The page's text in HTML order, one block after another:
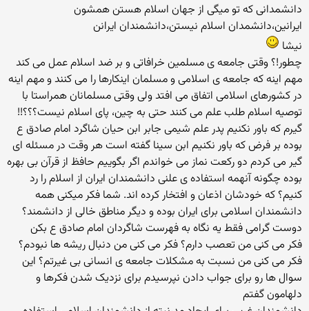
دانشمدانی که تو میگی از جهان اسلام هستن همشون
ایرانین،دانشمدان اسلام نیستن،دانشمندان ایرانن
نیشا
چطور!؟ وقتی جامعه ی مسلمین خرافاتی و بر ضد اسلام عمل می کند
مهم اینه که جامعه ی اسلامی و مسلمان اینکارها را می کنند و مهم اینه
در کشورهای اسلامی اتفاق می افتد ولی وقتی مسلمانان همراستا با
توصیه اسلام طلب علم می کنند حتی به چین، پای اسلام نیست؟؟؟!!
گیرم که باور نکنیم پدر علم شیمی جابر ابن حیان شاگرد امام صادق ع
بوده بر فرض که باور نکنیم ابن سینا گفته است هر وقت در مسئله ای
گیر می کردم دو رکعت نماز می خواندم اگر بگوییم حافظ از قرآن بی بهره
بوده چگونه آنهمه استفاده ی علنی دانشمندان ایران از اسلام را رد
کنیم؟ که خودشان اذعان و افتخار کرده اند. شما فکر میکنی همه
دانشمندان اسلامی برای ایران بوده و دیگر مناطق خالی از دانشمند؟
دوست گرامی فقط یه نگاه به فهرست شاگردان امام صادق ع بکن
فکر می کنی من تعصب دارم؟ فکر می کنی من دنبال ریشه ها نبودم؟
فکر می کنی من نسبت به مشکلات جامعه ی انسانی بی غیرتم؟ این
سوال ها رو برای جواب دادن نپرسیدم برای نزدیک شدن فکرها و
دلهامون گفتم